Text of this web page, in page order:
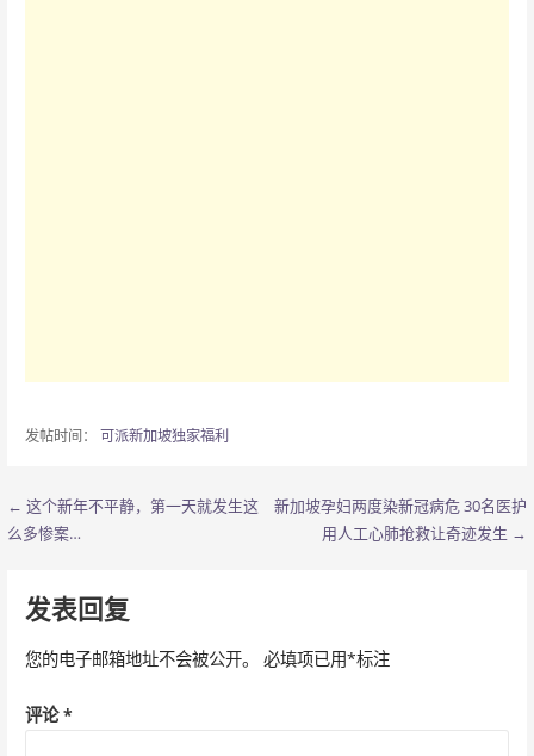
发帖时间： 可派新加坡独家福利
文
导
航
← 这个新年不平静，第一天就发生这
么多惨案…
新加坡孕妇两度染新冠病危 30名医护
用人工心肺抢救让奇迹发生 →
发表回复
您的电子邮箱地址不会被公开。 必填项已用*标注
评论*